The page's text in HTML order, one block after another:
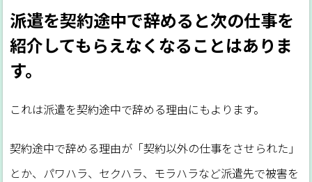
派遣を契約途中で辞めると次の仕事を
紹介してもらえなくなることはありま
す。
これは派遣を契約途中で辞める理由にもよります。
契約途中で辞める理由が「契約以外の仕事をさせられた」
とか、パワハラ、セクハラ、モラハラなど派遣先で被害を